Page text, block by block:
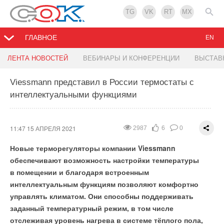
TG VK RT MX
ГЛАВНОЕ
ЛЕНТА НОВОСТЕЙ ВЕБИНАРЫ И КОНФЕРЕНЦИИ
EN
Viessmann представил в России термостаты с
интеллектуальными функциями
2987 6 0
11:47 15 АПРЕЛЯ 2021
Новые терморегуляторы компании Viessmann
обеспечивают возможность настройки температуры
в помещении и благодаря встроенным
интеллектуальным функциям позволяют комфортно
управлять климатом. Они способны поддерживать
заданный температурный режим, в том числе
отслеживая уровень нагрева в системе тёплого пола,
IKEA инвестирует в 160 МВт солнечных
11:21 15 АПРЕЛЯ 2021
США могут предоставить КНР уголь взамен
15:12 14 АПРЕЛЯ 2021
Правительство готовит новую энергетическую
14:51 14 АПРЕЛЯ 2021
Пластинчатый перекрестноточный рекуператор
2016 2
14:22 14 АПРЕЛЯ 2021